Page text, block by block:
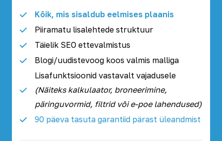
Kõik, mis sisaldub eelmises plaanis
Piiramatu lisalehtede struktuur
Täielik SEO ettevalmistus
Blogi/uudistevoog koos valmis malliga
Lisafunktsioonid vastavalt vajadusele
(Näiteks kalkulaator, broneerimine,
päringuvormid, filtrid või e-poe lahendused)
90 päeva tasuta garantiid pärast üleandmist